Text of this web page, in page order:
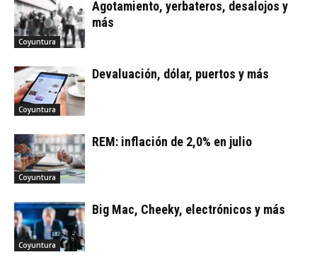
Coyuntura
Agotamiento, yerbateros, desalojos y
más
Coyuntura
Devaluación, dólar, puertos y más
Coyuntura
REM: inflación de 2,0% en julio
Coyuntura
Big Mac, Cheeky, electrónicos y más